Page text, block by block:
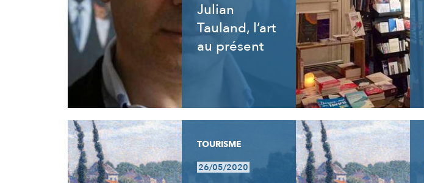
Julian
Tauland, l’art
au présent
TOURISME
26/05/2020